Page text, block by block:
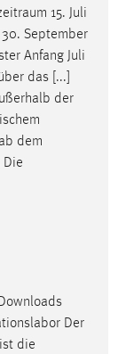
15. Juli
September
Anfang Juli
das [...]
der
dem
Die
Der
die